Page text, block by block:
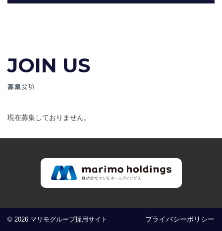
JOIN US
募集要項
現在募集しておりません。
© 2026 マリモグループ採用サイト プライバシーポリシー